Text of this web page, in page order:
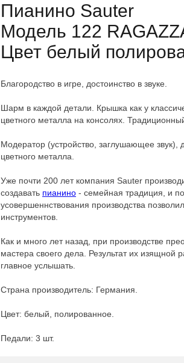
Пианино Sauter
Модель 122
Цвет белый
Благородство в игре, достоинство в звуке.
Шарм в каждой детали. Крышка как у
цветного металла на консолях.
Модератор (устройство, заглушающее
цветного металла.
Уже почти 200 лет компания Sauter
создавать пианино - семейная традиция, и
усовершеннствования производства
инструментов.
Как и много лет назад, при производстве
мастера своего дела. Результат их изящной
главное услышать.
Страна производитель: Германия.
Цвет: белый, полированное.
Педали: 3 шт.